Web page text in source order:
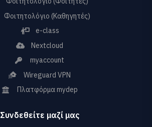
Φοιτητολόγιο (Καθηγητές)
e-class
Nextcloud
myaccount
Wireguard VPN
Πλατφόρμα mydep
Συνδεθείτε μαζί μας